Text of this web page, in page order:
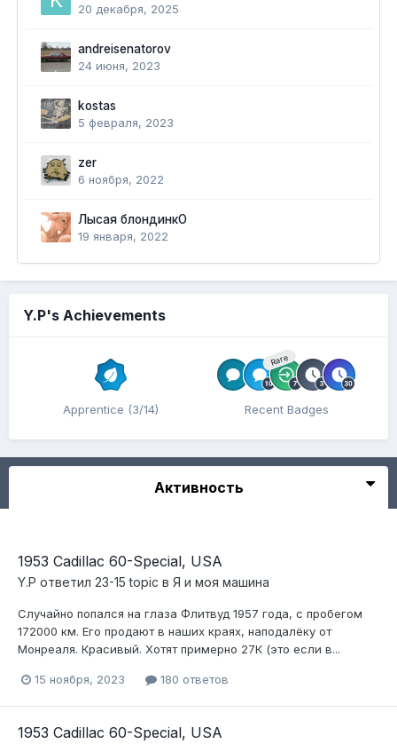
20 декабря, 2025
andreisenatorov
24 июня, 2023
kostas
5 февраля, 2023
zer
6 ноября, 2022
Лысая блондинкО
19 января, 2022
Y.P's Achievements
Apprentice (3/14)
Rare
Recent Badges
Активность
1953 Cadillac 60-Special, USA
Y.P ответил 23-15 topic в Я и моя машина
Случайно попался на глаза Флитвуд 1957 года, с пробегом
172000 км. Его продают в наших краях, наподалёку от
Монреаля. Красивый. Хотят примерно 27К (это если в...
15 ноября, 2023 180 ответов
1953 Cadillac 60-Special, USA